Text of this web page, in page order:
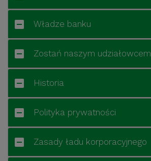
Władze banku
Zostań naszym udziałowcem
Historia
Polityka prywatności
Zasady ładu korporacyjnego